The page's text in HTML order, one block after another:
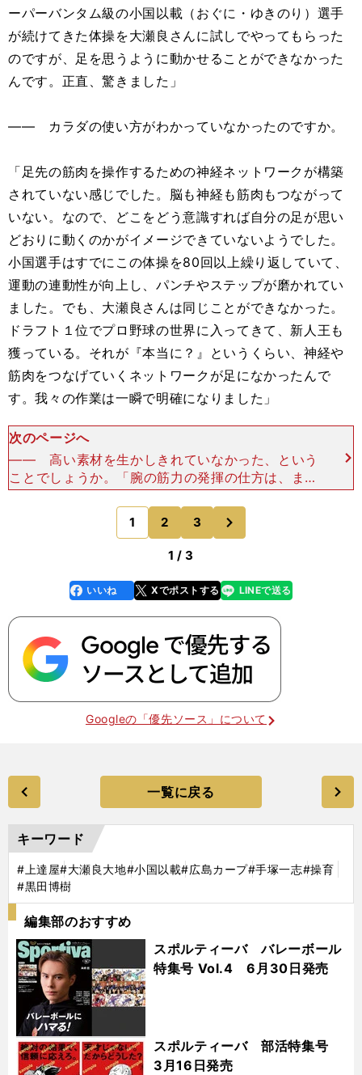
ーパーバンタム級の小国以載（おぐに・ゆきのり）選手
が続けてきた体操を大瀬良さんに試しでやってもらった
のですが、足を思うように動かせることができなかった
んです。正直、驚きました」
―― カラダの使い方がわかっていなかったのですか。
「足先の筋肉を操作するための神経ネットワークが構築
されていない感じでした。脳も神経も筋肉もつながって
いない。なので、どこをどう意識すれば自分の足が思い
どおりに動くのかがイメージできていないようでした。
小国選手はすでにこの体操を80回以上繰り返していて、
運動の連動性が向上し、パンチやステップが磨かれてい
ました。でも、大瀬良さんは同じことができなかった。
ドラフト１位でプロ野球の世界に入ってきて、新人王も
獲っている。それが『本当に？』というくらい、神経や
筋肉をつなげていくネットワークが足になかったんで
す。我々の作業は一瞬で明確になりました」
次のページへ
―― 高い素材を生かしきれていなかった、という
ことでしょうか。「腕の筋力の発揮の仕方は、まる
で"シャチの尾びれ"と表現したくなるほど、強くて
しなやか。バチンと海面を叩くように、すばらしい
感覚を持ってい
1 2 3
1 / 3
faceboo
k
いいね Xでポストする
line LINEで送る
Googleの「優先ソース」について
一覧に戻る
キーワード
#上達屋#大瀬良大地#小国以載#広島カープ#手塚一志#操育
#黒田博樹
編集部のおすすめ
スポルティーバ バレーボール
特集号 Vol.4 6月30日発売
スポルティーバ 部活特集号
3月16日発売